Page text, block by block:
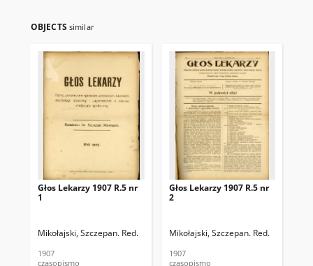
OBJECTS similar
Głos Lekarzy 1907 R.5 nr
1
Mikołajski, Szczepan. Red.
1907
czasopismo
Głos Lekarzy 1907 R.5 nr
2
Mikołajski, Szczepan. Red.
1907
czasopismo